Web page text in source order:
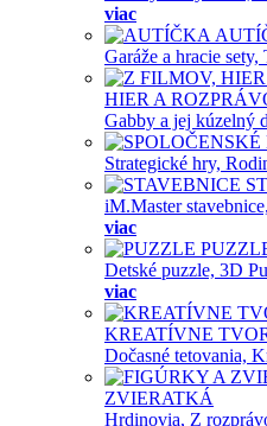
viac
Garáže a hracie sety,
HIER A
Gabby a jej kúzelný
Strategické hry,
iM.Master stavebnice,
viac
Detské puzzle, 3D
viac
KREATÍVNE
Dočasné tetovania,
ZVIERATKÁ
Hrdinovia, Z